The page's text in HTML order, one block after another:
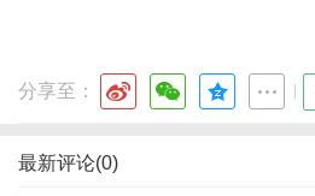
分享至：
最新评论(0)